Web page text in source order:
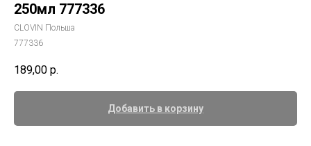
250мл 777336
CLOVIN Польша
777336
189,00 р.
Добавить в корзину